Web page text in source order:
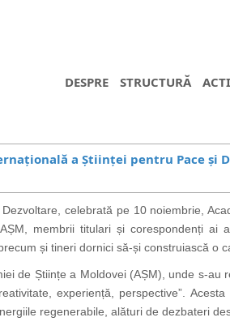
DESPRE STRUCTURĂ
a Științei pentru Pace și
celebrată pe 10 noiembrie,
membrii titulari și corespondenți ai
și tineri dornici să-și construiască o
de Științe a Moldovei (AȘM), unde s-au
experiență, perspective”.
regenerabile, alături de dezbateri